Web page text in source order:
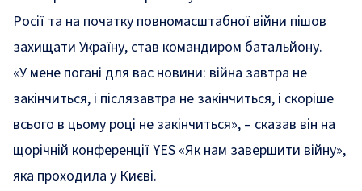
Росії та на початку повномасштабної війни пішов
захищати Україну, став командиром батальйону.
«У мене погані для вас новини: війна завтра не
закінчиться, і післязавтра не закінчиться, і скоріше
всього в цьому році не закінчиться», – сказав він на
щорічній конференції YES «Як нам завершити війну»,
яка проходила у Києві.